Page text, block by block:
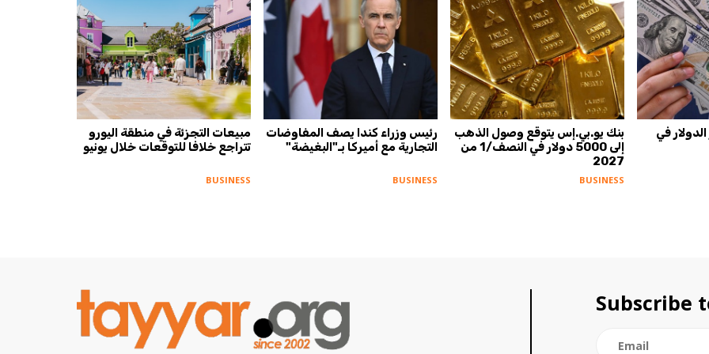
مبيعات التجزئة في منطقة اليورو
تتراجع خلافا للتوقعات خلال يونيو
BUSINESS
رئيس وزراء كندا يصف المفاوضات
التجارية مع أميركا بـ"البغيضة"
BUSINESS
بنك يو.بي.إس يتوقع وصول الذهب
إلى 5000 دولار في النصف/1 من
2027
BUSINESS
في
Subscribe